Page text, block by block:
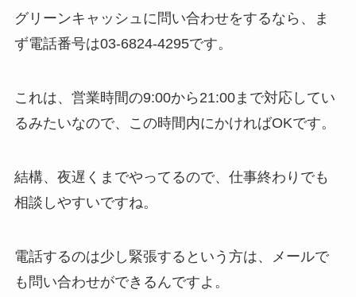
グリーンキャッシュに問い合わせをするなら、ま
ず電話番号は03-6824-4295です。
これは、営業時間の9:00から21:00まで対応してい
るみたいなので、この時間内にかければOKです。
結構、夜遅くまでやってるので、仕事終わりでも
相談しやすいですね。
電話するのは少し緊張するという方は、メールで
も問い合わせができるんですよ。